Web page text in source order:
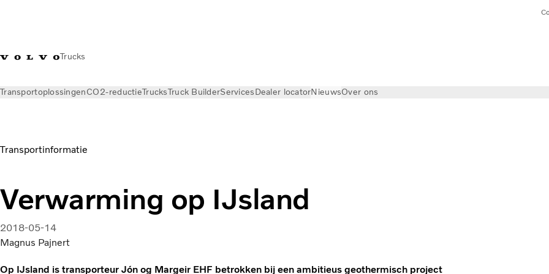
Trucks
TransportoplossingenCO2-reductieTrucksTruck BuilderServicesDealer locatorNieuwsOver ons
Transportinformatie
Verwarming op IJsland
2018-05-14
Magnus Pajnert
Op IJsland is transporteur Jón og Margeir EHF betrokken bij een ambitieus geothermisch project